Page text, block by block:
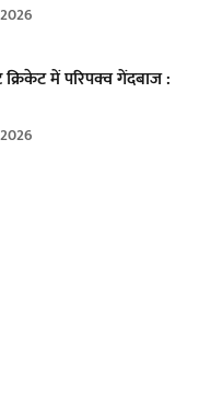
में परिपक्व गेंदबाज :